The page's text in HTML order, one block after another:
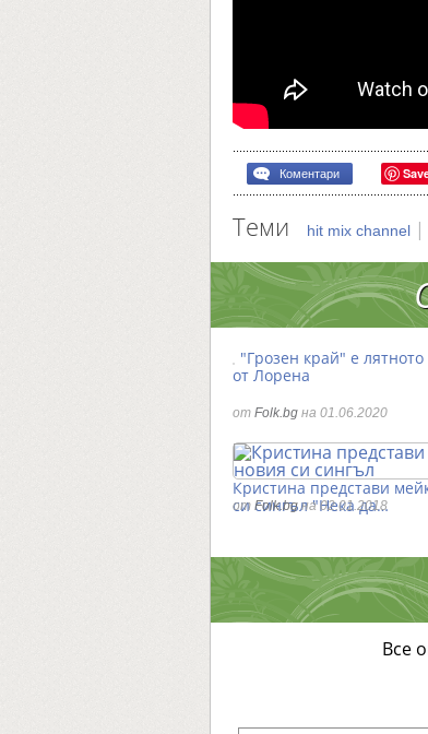
Коментари
Теми hit mix channel |
"Грозен край" е
от Лорена
от Folk.bg на 01.06.2020
Кристина представи
си сингъл "Нека да…
от Folk.bgна 02.01.2018
Все